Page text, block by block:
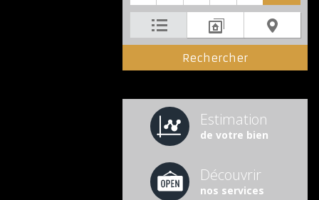
Estimation
de votre bien
Découvrir
nos services